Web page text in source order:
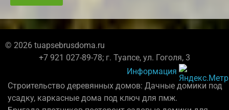
© 2026 tuapsebrusdoma.ru
+7 921 027-89-78; г. Туапсе, ул. Гоголя, 3
Информация
Строительство деревянных домов: Дачные домики под
усадку, каркасные дома под ключ для пмж.